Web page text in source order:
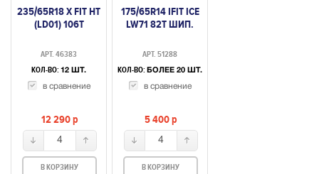
235/65R18 X FIT HT
(LD01) 106T
АРТ. 46383
КОЛ-ВО: 12 ШТ.
в сравнение
12 290p
4
В КОРЗИНУ
175/65R14 IFIT ICE
LW71 82T ШИП.
АРТ. 51288
КОЛ-ВО: БОЛЕЕ 20 ШТ.
в сравнение
5 400p
4
В КОРЗИНУ